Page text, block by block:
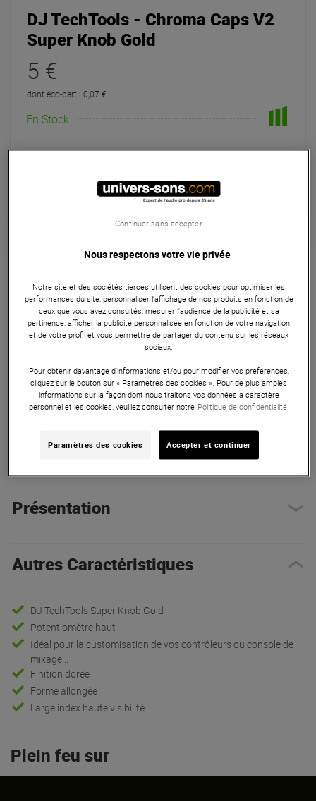
DJ TechTools - Chroma Caps V2
Super Knob Gold
5 €
dont éco-part : 0,07 €
En Stock
Retrait magasin en 24h
à Univers-sons
Garantie3 ans
Le DJ TechTools Super Knob Gold sublime vos contrôleurs
avec sa finition dorée brillante. Sa forme allongée et son
large index offrent un contrôle précis et une visibilité
équipements.
ARTICLE N° 84886
Présentation
Présentation
Autres Caractéristiques
DJ TechTools Super Knob Gold
Potentiomètre haut
Idéal pour la customisation de vos contrôleurs ou console de
mixage...
Finition dorée
Forme allongée
Large index haute visibilité
Plein feu sur
Nous respectons votre vie privée
Notre site et des sociétés tierces utilisent des cookies pour optimiser les
performances du site, personnaliser l’affichage de nos produits en fonction de
ceux que vous avez consultés, mesurer l'audience de la publicité et sa
pertinence, afficher la publicité personnalisée en fonction de votre navigation
et de votre profil et vous permettre de partager du contenu sur les réseaux
sociaux.
Pour obtenir davantage d'informations et/ou pour modifier vos préférences,
cliquez sur le bouton sur « Paramètres des cookies ». Pour de plus amples
informations sur la façon dont nous traitons vos données à caractère
personnel et les cookies, veuillez consulter notre Politique de confidentialité.
Paramètres des cookies Accepter et continuer
Continuer sans accepter